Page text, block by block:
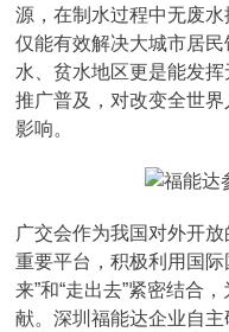
源，在制水过程中无废
仅能有效解决大城市居
水、贫水地区更是能发
推广普及，对改变全世
影响。
广交会作为我国对外开
重要平台，积极利用国
来”和“走出去”紧密结合
献。深圳福能达企业自主